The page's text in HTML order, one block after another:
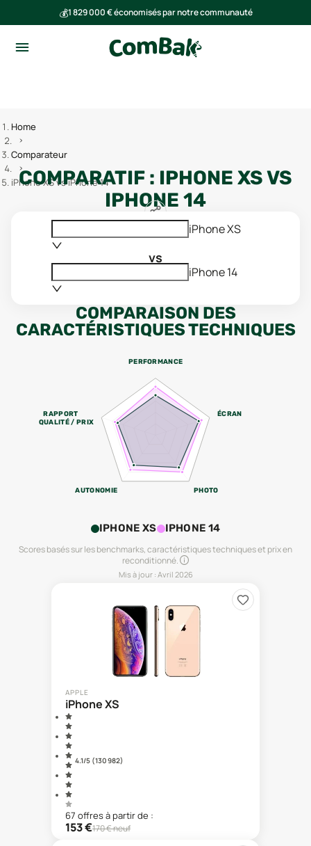
💰1 829 000 € économisés par notre communauté
Home
Comparateur
iPhone XS vs iPhone 14
COMPARATIF : IPHONE XSVS
IPHONE 14
iPhone XS
vs
iPhone 14
COMPARAISON DES
CARACTÉRISTIQUES TECHNIQUES
PERFORMANCE
ÉCRAN
PHOTO
AUTONOMIE
RAPPORT
QUALITÉ / PRIX
IPHONE XS IPHONE 14
Scores basés sur les benchmarks, caractéristiques techniques et prix en
reconditionné.
Mis à jour : Avril 2026
APPLE
iPhone XS
4.1/5 (130 982)
67 offresà partir de :
153€170€ neuf